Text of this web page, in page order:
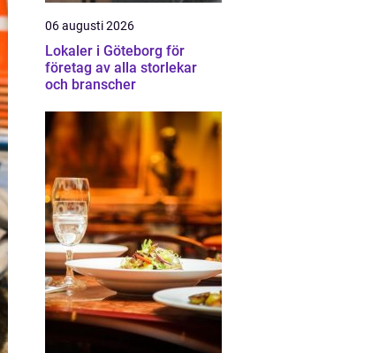
06 augusti 2026
Lokaler i Göteborg för
företag av alla storlekar
och branscher